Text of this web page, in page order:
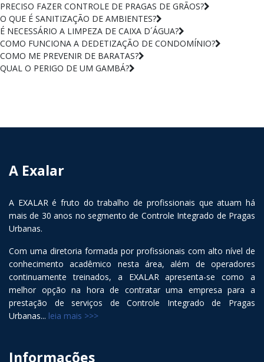
PRECISO FAZER CONTROLE DE PRAGAS DE GRÃOS?
O QUE É SANITIZAÇÃO DE AMBIENTES?
É NECESSÁRIO A LIMPEZA DE CAIXA D´ÁGUA?
COMO FUNCIONA A DEDETIZAÇÃO DE CONDOMÍNIO?
COMO ME PREVENIR DE BARATAS?
QUAL O PERIGO DE UM GAMBÁ?
A Exalar
A EXALAR é fruto do trabalho de profissionais que atuam há
mais de 30 anos no segmento de Controle Integrado de Pragas
Urbanas.
Com uma diretoria formada por profissionais com alto nível de
conhecimento acadêmico nesta área, além de operadores
continuamente treinados, a EXALAR apresenta-se como a
melhor opção na hora de contratar uma empresa para a
prestação de serviços de Controle Integrado de Pragas
Urbanas... leia mais >>>
Informações